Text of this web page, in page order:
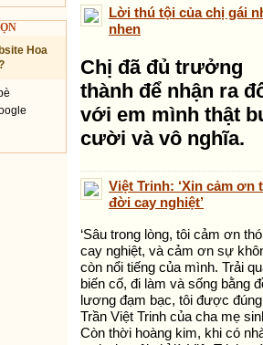
Hoa
Lời thú tội của chị gái
nhen
Chị đã đủ trưởng
thành để nhận ra
với em mình thật
cười và vô nghĩa.
Việt Trinh: ‘Xin cảm ơn
đời cay nghiệt’
‘Sâu trong lòng, tôi cảm ơn
cay nghiệt, và cảm ơn sự
còn nổi tiếng của mình. Trải
biến cố, đi làm và sống bằng
lương đạm bạc, tôi được
Trần Việt Trinh của cha mẹ
Còn thời hoàng kim, khi có